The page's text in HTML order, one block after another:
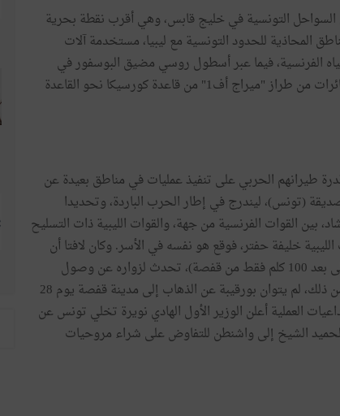
التونسية في خليج قابس، وهي أقرب نقطة بحرية
المحاذية للحدود التونسية مع ليبيا، مستخدمة آلات
الفرنسية، فيما عبر أسطول روسي مضيق البوسفور في
اتجاه المتوسط. وبعد مرور يومين على العملية، تحركت أربع طائرات من طراز "ميراج أف1" من قاعدة كورسيكا نحو القاعدة
طيرانهم الحربي على تنفيذ عمليات في مناطق بعيدة عن
(تونس)، ليندرج في إطار الحرب الباردة، وتحديدا
القوات الفرنسية من جهة، والقوات الليبية ذات التسليح
خليفة حفتر، فوقع هو نفسه في الأسر. وكان لافتا أن
الرئيس بورقيبة، الذي أصر على البقاء في مقر إقامته بنفطة (على بعد 100 كلم فقط من قفصة)، تحدث لزواره عن وصول
شحنات أسلحة من أمريكا، لكنه لم يحدد نوعها أو عددها. أكثر من ذلك، لم يتوان بورقيبة عن الذهاب إلى مدينة قفصة يوم 28
العملية أعلن الوزير الأول الهادي نويرة تخلي تونس عن
الشيخ إلى واشنطن للتفاوض على شراء مروحيات